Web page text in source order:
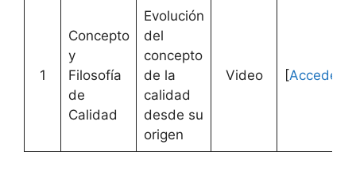
1
Concepto
y
Filosofía
de
Calidad
Evolución
del
concepto
de la
calidad
desde su
origen
Video [Acceder